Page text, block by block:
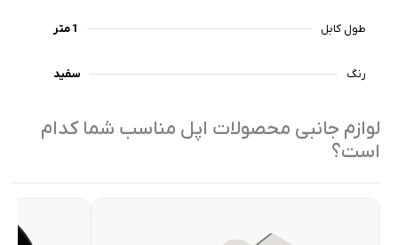
طول کابل 1 متر
رنگ سفید
لوازم جانبی محصولات اپل مناسب شما کدام
است؟